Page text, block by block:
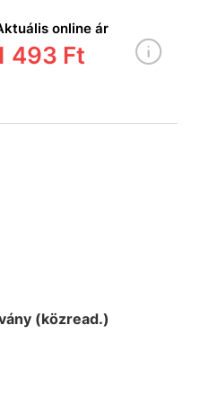
online ár
493 Ft
(közread.)